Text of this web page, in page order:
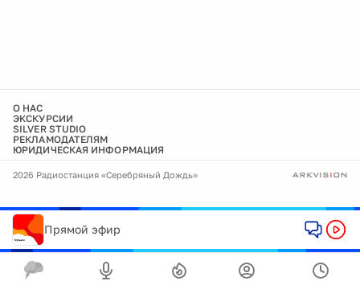
О НАС
ЭКСКУРСИИ
SILVER STUDIO
РЕКЛАМОДАТЕЛЯМ
ЮРИДИЧЕСКАЯ ИНФОРМАЦИЯ
2026 Радиостанция «Серебряный Дождь»
Прямой эфир